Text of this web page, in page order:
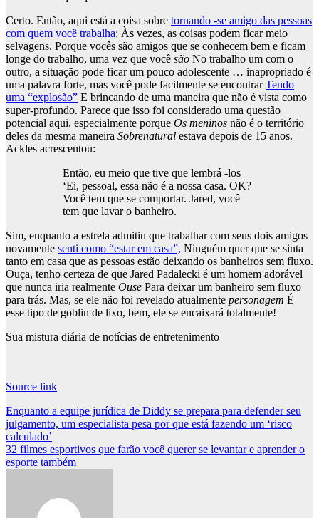
Certo. Então, aqui está a coisa sobre tornando -se amigo das pessoas
com quem você trabalha: Às vezes, as coisas podem ficar meio
selvagens. Porque vocês são amigos que se conhecem bem e ficam
longe do trabalho, uma vez que você são No trabalho um com o
outro, a situação pode ficar um pouco adolescente … inapropriado é
uma palavra forte, mas você pode facilmente se encontrarTendo
uma “explosão” E brincando de uma maneira que não é vista como
super-profundo. Parece que isso foi considerado uma questão
potencial aqui, especialmente porque Os meninos não é o território
deles da mesma maneira Sobrenatural estava depois de 15 anos.
Ackles acrescentou:
Então, eu meio que tive que lembrá -los
‘Ei, pessoal, essa não é a nossa casa. OK?
Você tem que se comportar. Jared, você
tem que lavar o banheiro.
Sim, enquanto a estrela admitiu que trabalhar com seus dois amigos
novamente senti como “estar em casa”, Ninguém quer que se sinta
tanto em casa que as pessoas estão deixando os banheiros sem fluxo.
Ouça, tenho certeza de que Jared Padalecki é um homem adorável
que nunca iria realmente Ouse Para deixar um banheiro sem fluxo
para trás. Mas, se ele não foi revelado atualmente personagem É
esse tipo de goblin de lixo, bem, ele se encaixará totalmente!
Sua mistura diária de notícias de entretenimento
Source link
Post
navigation
Enquanto a equipe jurídica de Diddy se prepara para defender seu
julgamento, um especialista pesa por que está fazendo um ‘risco
calculado’
32 filmes esportivos que farão você querer se levantar e aprender o
esporte também